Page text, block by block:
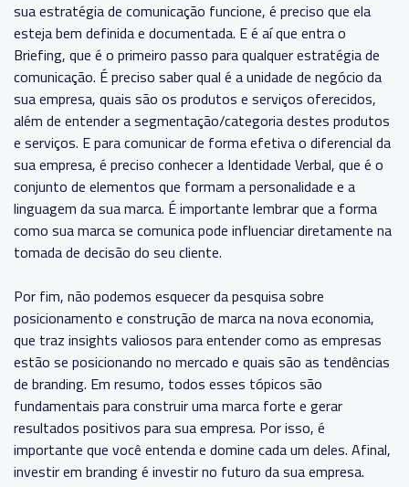
sua estratégia de comunicação funcione, é preciso que ela
esteja bem definida e documentada. E é aí que entra o
Briefing, que é o primeiro passo para qualquer estratégia de
comunicação. É preciso saber qual é a unidade de negócio da
sua empresa, quais são os produtos e serviços oferecidos,
além de entender a segmentação/categoria destes produtos
e serviços. E para comunicar de forma efetiva o diferencial da
sua empresa, é preciso conhecer a Identidade Verbal, que é o
conjunto de elementos que formam a personalidade e a
linguagem da sua marca. É importante lembrar que a forma
como sua marca se comunica pode influenciar diretamente na
tomada de decisão do seu cliente.
Por fim, não podemos esquecer da pesquisa sobre
posicionamento e construção de marca na nova economia,
que traz insights valiosos para entender como as empresas
estão se posicionando no mercado e quais são as tendências
de branding. Em resumo, todos esses tópicos são
fundamentais para construir uma marca forte e gerar
resultados positivos para sua empresa. Por isso, é
importante que você entenda e domine cada um deles. Afinal,
investir em branding é investir no futuro da sua empresa.